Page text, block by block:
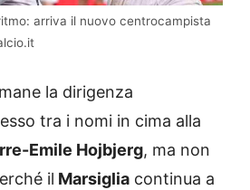
arriva il nuovo centrocampista
la dirigenza
tra i nomi in cima alla
Emile Hojbjerg, ma non
il Marsiglia continua a